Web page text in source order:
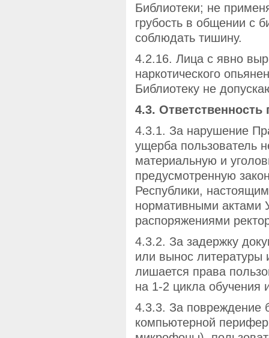
Библиотеки; не
грубость в общении с
соблюдать тишину.
4.2.16. Лица с явно
наркотического
Библиотеку не
4.3. Ответственность
4.3.1. За нарушение
ущерба пользователь
материальную и
предусмотренную
Республики,
нормативными актами
распоряжениями
4.3.2. За задержку
или вынос литературы
лишается права
на 1-2 цикла обучения
4.3.3. За повреждение
компьютерной